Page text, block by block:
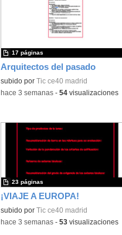
Arquitectos del pasado
subido por Tic ce40 madrid
17 páginas
-hace 3 semanas- 54visualizaciones
¡VIAJE A EUROPA!
subido por Tic ce40 madrid
23 páginas
-hace 3 semanas- 53visualizaciones